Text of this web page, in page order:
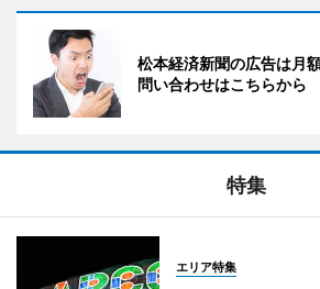
松本経済新聞の広告は月
問い合わせはこちらから
特集
エリア特集